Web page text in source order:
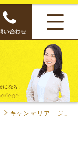
キャンマリアージュ